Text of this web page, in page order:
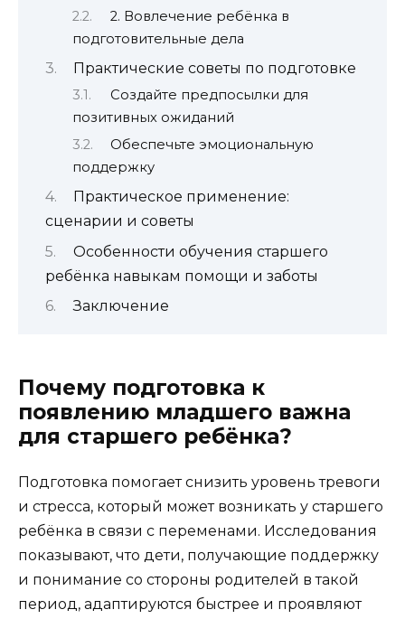
2. Вовлечение ребёнка в
подготовительные дела
Практические советы по подготовке
Создайте предпосылки для
позитивных ожиданий
Обеспечьте эмоциональную
поддержку
Практическое применение:
сценарии и советы
Особенности обучения старшего
ребёнка навыкам помощи и заботы
Заключение
Почему подготовка к
появлению младшего важна
для старшего ребёнка?
Подготовка помогает снизить уровень тревоги
и стресса, который может возникать у старшего
ребёнка в связи с переменами. Исследования
показывают, что дети, получающие поддержку
и понимание со стороны родителей в такой
период, адаптируются быстрее и проявляют